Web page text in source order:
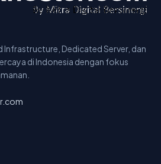
Infrastructure, Dedicated Server, dan
di Indonesia dengan fokus